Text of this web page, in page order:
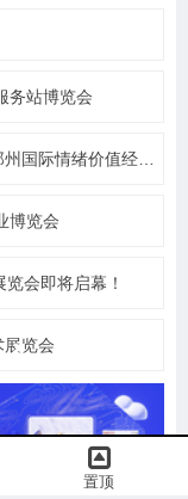
务站博览会
情绪价值经济博览会
博览会
会即将启幕！
览会
置顶